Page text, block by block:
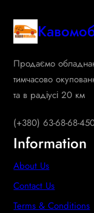
Продаємо
тимчасово
та в радіусі 20 км
(+380) 63-68-68-
Information
About Us
Contact Us
Terms & Conditions